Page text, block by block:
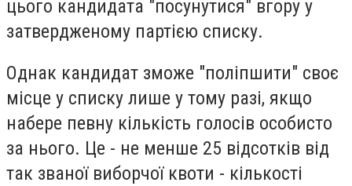
цього кандидата "посунутися" вгору у
затвердженому партією списку.
Однак кандидат зможе "поліпшити" своє
місце у списку лише у тому разі, якщо
набере певну кількість голосів особисто
за нього. Це - не менше 25 відсотків від
так званої виборчої квоти - кількості